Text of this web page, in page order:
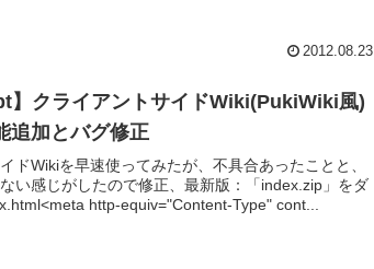
2012.08.23
】クライアントサイドWiki(PukiWiki風)
加とバグ修正
ドWikiを早速使ってみたが、不具合あったことと、
い感じがしたので修正、最新版：「index.zip」をダ
http-equiv="Content-Type" cont...